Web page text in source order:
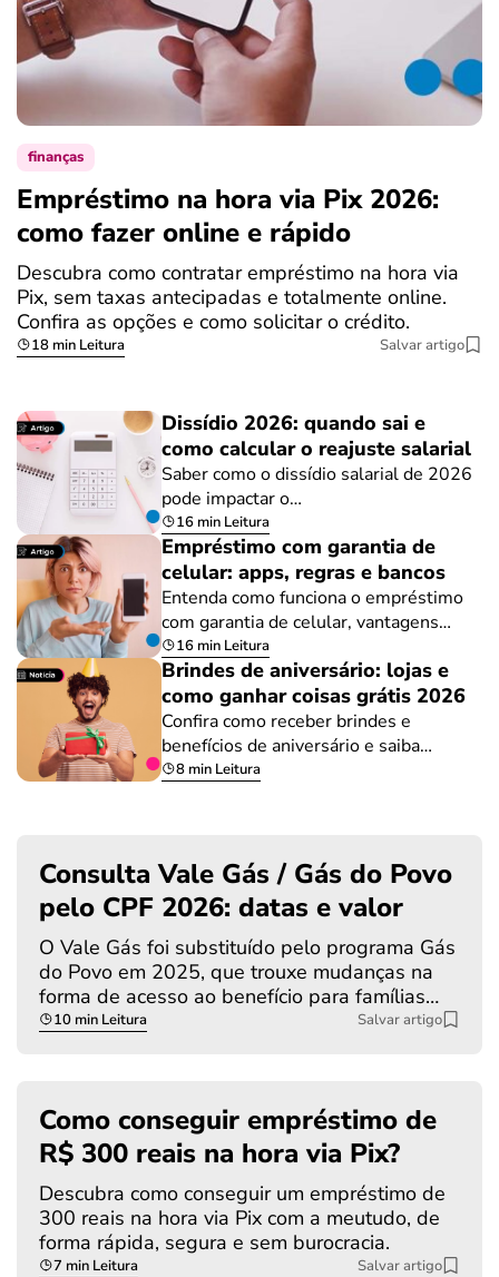
finanças
Empréstimo na hora via Pix 2026:
como fazer online e rápido
Descubra como contratar empréstimo na hora via
Pix, sem taxas antecipadas e totalmente online.
Confira as opções e como solicitar o crédito.
18 min Leitura Salvar artigo
Dissídio 2026: quando sai e
como calcular o reajuste salarial
Saber como o dissídio salarial de 2026
pode impactar o…
16 min Leitura
Empréstimo com garantia de
celular: apps, regras e bancos
Entenda como funciona o empréstimo
com garantia de celular, vantagens…
16 min Leitura
Brindes de aniversário: lojas e
como ganhar coisas grátis 2026
Confira como receber brindes e
benefícios de aniversário e saiba…
8 min Leitura
Consulta Vale Gás / Gás do Povo
pelo CPF 2026: datas e valor
O Vale Gás foi substituído pelo programa Gás
do Povo em 2025, que trouxe mudanças na
forma de acesso ao benefício para famílias…
10 min Leitura Salvar artigo
Como conseguir empréstimo de
R$ 300 reais na hora via Pix?
Descubra como conseguir um empréstimo de
300 reais na hora via Pix com a meutudo, de
forma rápida, segura e sem burocracia.
7 min Leitura Salvar artigo